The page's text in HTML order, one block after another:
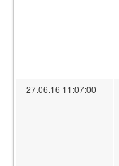
27.06.16 11:07:00